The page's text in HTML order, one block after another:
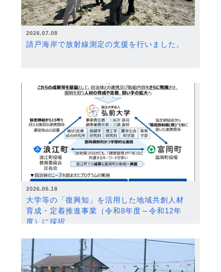
2026.07.08
請戸海岸で放射線測定の支援を行いました。
2026.06.18
大学等の「復興知」を活用した地域共創人材
育成・定着推進事業（令和8年度～令和12年
度）に採択